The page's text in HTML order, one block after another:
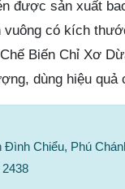
được sản xuất
vuông có kích
Biến Chỉ Xơ
dùng hiệu quả
Chiểu, Phú